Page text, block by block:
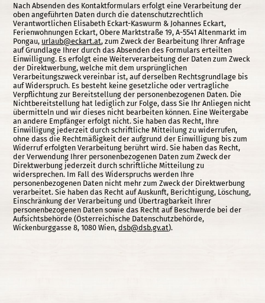
Nach Absenden des Kontaktformulars erfolgt eine Verarbeitung der
oben angeführten Daten durch die datenschutzrechtlich
Verantwortlichen Elisabeth Eckart-Kaswurm & Johannes Eckart,
Ferienwohnungen Eckart, Obere Marktstraße 19, A-5541 Altenmarkt im
Pongau, urlaub@eckart.at, zum Zweck der Bearbeitung Ihrer Anfrage
auf Grundlage Ihrer durch das Absenden des Formulars erteilten
Einwilligung. Es erfolgt eine Weiterverarbeitung der Daten zum Zweck
der Direktwerbung, welche mit dem ursprünglichen
Verarbeitungszweck vereinbar ist, auf derselben Rec­htsgrundlage bis
auf Widerspruch. Es besteht keine gesetzliche oder vertragliche
Verpflichtung zur Bereitstellung der personenbezogenen Daten. Die
Nichtbereitstellung hat lediglich zur Folge, dass Sie Ihr Anliegen nicht
übermitteln und wir dieses nicht bearbeiten können. Eine Weitergabe
an andere Empfänger erfolgt nicht. Sie haben das Recht, Ihre
Einwilligung jederzeit durch schriftliche Mitteilung zu widerrufen,
ohne dass die Rechtmäßigkeit der aufgrund der Einwilligung bis zum
Widerruf erfolgten Verarbeitung berührt wird. Sie haben das Recht,
der Verwendung Ihrer personenbezogenen Daten zum Zweck der
Direktwerbung jederzeit durch schriftliche Mitteilung zu
widersprechen. Im Fall des Widerspruchs werden Ihre
personenbezogenen Daten nicht mehr zum Zweck der Direktwerbung
verarbeitet. Sie haben das Recht auf Auskunft, Berichtigung, Löschung,
Einschränkung der Verarbeitung und Übertragbarkeit Ihrer
personenbezogenen Daten sowie das Recht auf Beschwerde bei der
Aufsichtsbehörde (Österreichische Datenschutzbehörde,
Wickenburggasse 8, 1080 Wien,dsb@dsb.gv.at).